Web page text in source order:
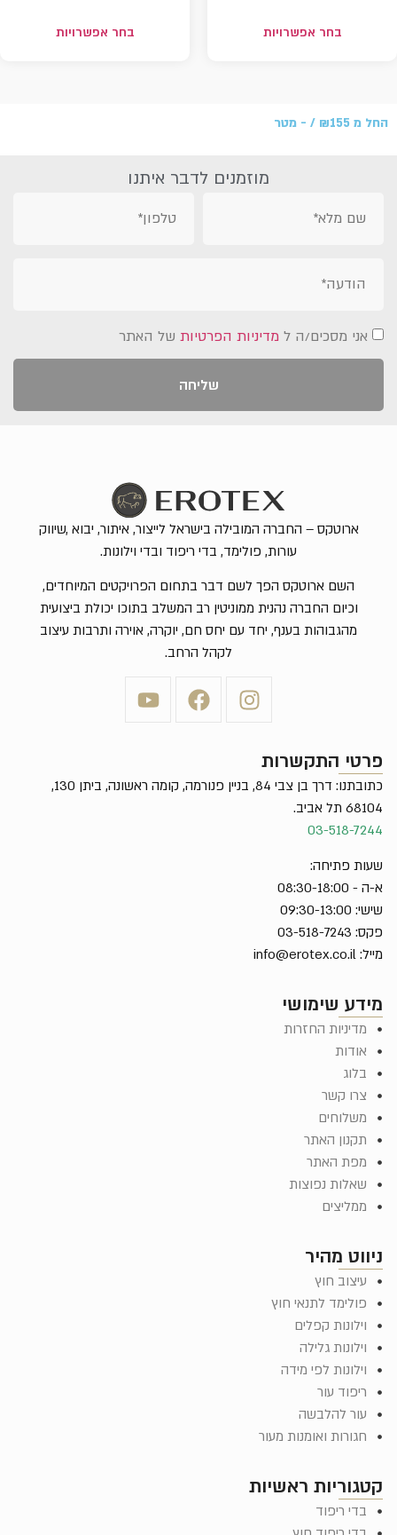
בחר אפשרויות בחר אפשרויות
החל מ ₪155 /‏‏‎ ‎- מטר
מוזמנים לדבר איתנו
אני מסכים/ה ל מדיניות הפרטיות של האתר
שליחה
קטגוריות ראשיות
בדי ריפוד
ניווט מהיר
עיצוב חוץ
פולימד לתנאי חוץ
וילונות קפלים
וילונות גלילה
וילונות לפי מידה
ריפוד עור
עור להלבשה
חגורות ואומנות מעור
מידע שימושי
מדיניות החזרות
אודות
בלוג
צרו קשר
משלוחים
תקנון האתר
מפת האתר
שאלות נפוצות
ממליצים
פרטי התקשרות
כתובתנו: דרך בן צבי 84, בניין פנורמה, קומה ראשונה, ביתן 130,
68104 תל אביב.
03-518-7244
שעות פתיחה:
א-ה - 08:30-18:00
שישי: 09:30-13:00
פקס: 03-518-7243
מייל: info@erotex.co.il
ארוטקס – החברה המובילה בישראל לייצור, איתור, יבוא ,שיווק
עורות, פולימד, בדי ריפוד ובדי וילונות.
השם ארוטקס הפך לשם דבר בתחום הפרויקטים המיוחדים,
וכיום החברה נהנית ממוניטין רב המשלב בתוכו יכולת ביצועית
מהגבוהות בענף, יחד עם יחס חם, יוקרה, אוירה ותרבות עיצוב
לקהל הרחב.